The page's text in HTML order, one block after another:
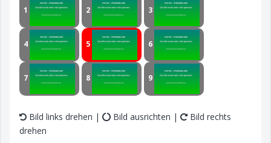
1 2 3
4 5 6
7 8 9
Bild links drehen | Bild ausrichten |
Bild rechts
drehen